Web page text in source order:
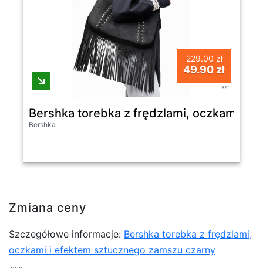
229.00 zł
49.90 zł
szt
Bershka torebka z frędzlami, oczkami i
Bershka
Zmiana ceny
Szczegółowe informacje: Bershka torebka z frędzlami,
oczkami i efektem sztucznego zamszu czarny